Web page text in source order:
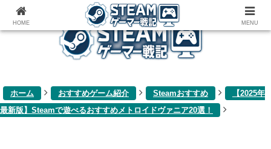
ゲーム関連雑記ブログ
ホーム おすすめゲーム紹介 Steamおすすめ
【2025年
最新版】Steamで遊べるおすすめメトロイドヴァニア20選！
HOME MENU